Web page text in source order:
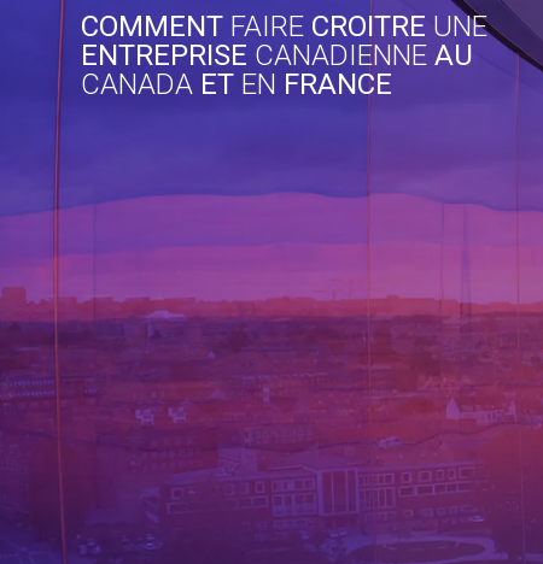
content
COMMENT FAIRE CROITRE UNE
ENTREPRISE CANADIENNE AU
CANADA ET EN FRANCE